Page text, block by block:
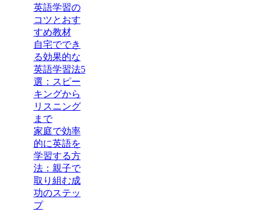
英語学習の
コツとおす
すめ教材
自宅ででき
る効果的な
英語学習法5
選：スピー
キングから
リスニング
まで
家庭で効率
的に英語を
学習する方
法：親子で
取り組む成
功のステッ
プ